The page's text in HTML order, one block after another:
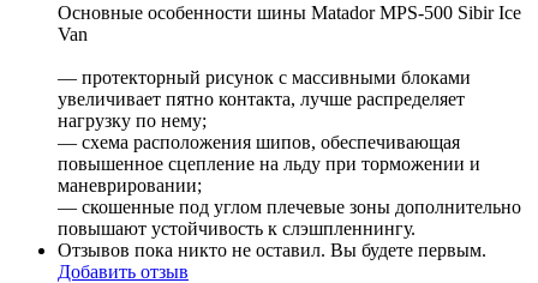
Основные особенности шины Matador MPS-500 Sibir Ice
Van
— протекторный рисунок с массивными блоками
увеличивает пятно контакта, лучше распределяет
нагрузку по нему;
— схема расположения шипов, обеспечивающая
повышенное сцепление на льду при торможении и
маневрировании;
— скошенные под углом плечевые зоны дополнительно
повышают устойчивость к слэшпленнингу.
Отзывов пока никто не оставил. Вы будете первым.
Добавить отзыв